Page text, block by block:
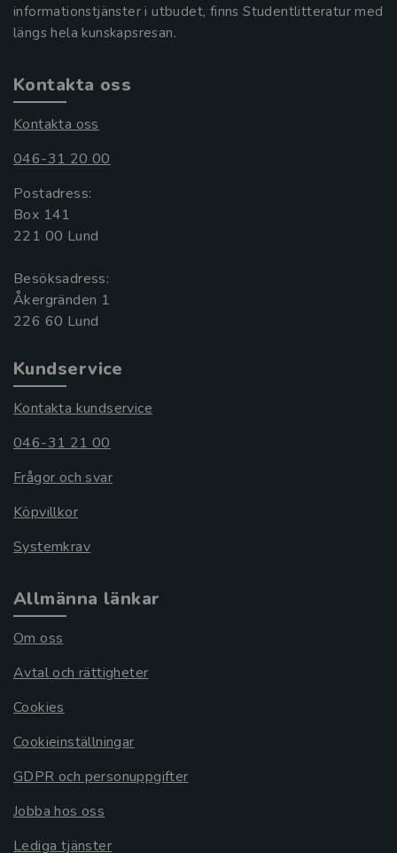
informationstjänster i utbudet, finns Studentlitteratur med
längs hela kunskapsresan.
Kontakta oss
Kontakta oss
046-31 20 00
Postadress:
Box 141
221 00 Lund
Besöksadress:
Åkergränden 1
Kundservice
Kontakta kundservice
046-31 21 00
Frågor och svar
Köpvillkor
Systemkrav
Allmänna länkar
Om oss
Avtal och rättigheter
Cookies
Cookieinställningar
GDPR och personuppgifter
Jobba hos oss
Lediga tjänster